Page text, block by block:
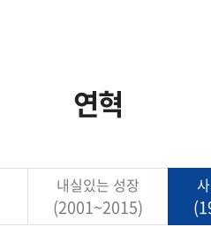
연혁
내실있는 성장
(2001~2015)